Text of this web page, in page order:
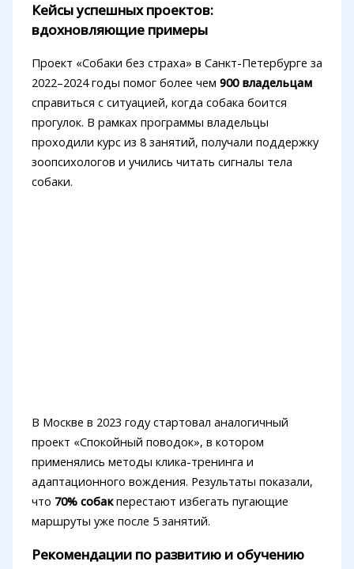
Кейсы успешных проектов:
вдохновляющие примеры
Проект «Собаки без страха» в Санкт-Петербурге за
2022–2024 годы помог более чем 900 владельцам
справиться с ситуацией, когда собака боится
прогулок. В рамках программы владельцы
проходили курс из 8 занятий, получали поддержку
зоопсихологов и учились читать сигналы тела
собаки.
В Москве в 2023 году стартовал аналогичный
проект «Спокойный поводок», в котором
применялись методы клика-тренинга и
адаптационного вождения. Результаты показали,
что 70% собакперестают избегать пугающие
маршруты уже после 5 занятий.
Рекомендации по развитию и обучению